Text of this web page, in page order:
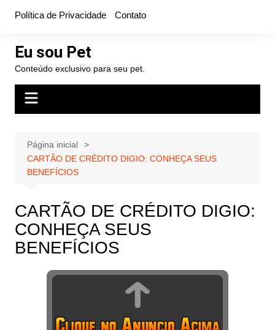
conteúdo
Política de Privacidade Contato
Eu sou Pet
Conteúdo exclusivo para seu pet.
Página inicial
CARTÃO DE CRÉDITO DIGIO: CONHEÇA SEUS
BENEFÍCIOS
CARTÃO DE CRÉDITO DIGIO:
CONHEÇA SEUS
BENEFÍCIOS